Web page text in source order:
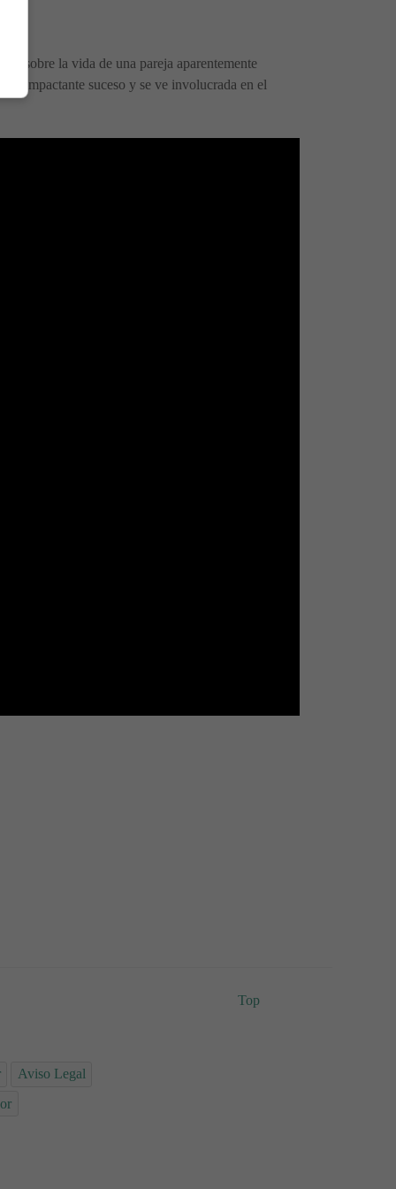
sobre la vida de una pareja aparentemente
un impactante suceso y se ve involucrada en el
Aviso Legal
Top